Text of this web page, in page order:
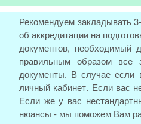
Рекомендуем закладывать
об аккредитации на
документов, необходимый
правильным образом все
документы. В случае
личный кабинет. Если вас
Если же у вас
нюансы - мы поможем Вам